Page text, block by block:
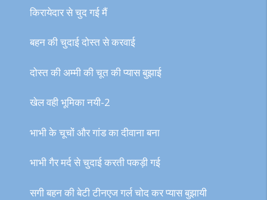
किरायेदार से चुद गई मैं
बहन की चुदाई दोस्त से करवाई
दोस्त की अम्मी की चूत की प्यास बुझाई
खेल वही भूमिका नयी-2
भाभी के चूचों और गांड का दीवाना बना
भाभी गैर मर्द से चुदाई करती पकड़ी गई
सगी बहन की बेटी टीनएज गर्ल चोद कर प्यास बुझायी